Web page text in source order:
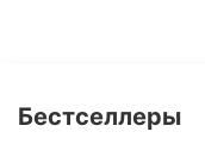
Бестселлеры